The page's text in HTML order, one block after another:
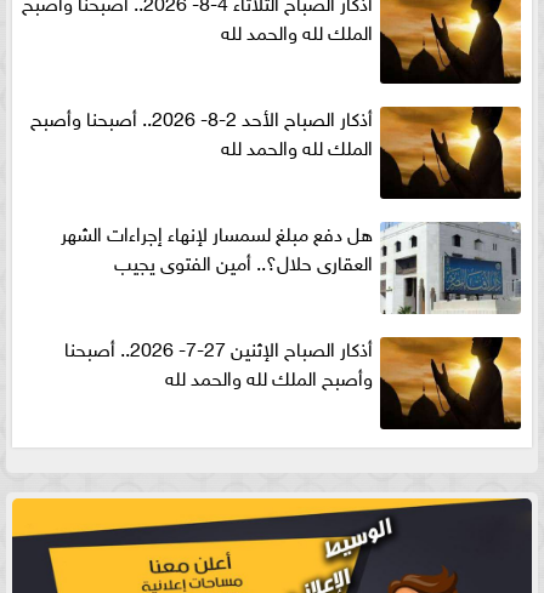
الملك لله والحمد لله
أذكار الصباح الأحد 2-8- 2026.. أصبحنا وأصبح
الملك لله والحمد لله
هل دفع مبلغ لسمسار لإنهاء إجراءات الشهر
العقارى حلال؟.. أمين الفتوى يجيب
أذكار الصباح الإثنين 27-7- 2026.. أصبحنا
وأصبح الملك لله والحمد لله